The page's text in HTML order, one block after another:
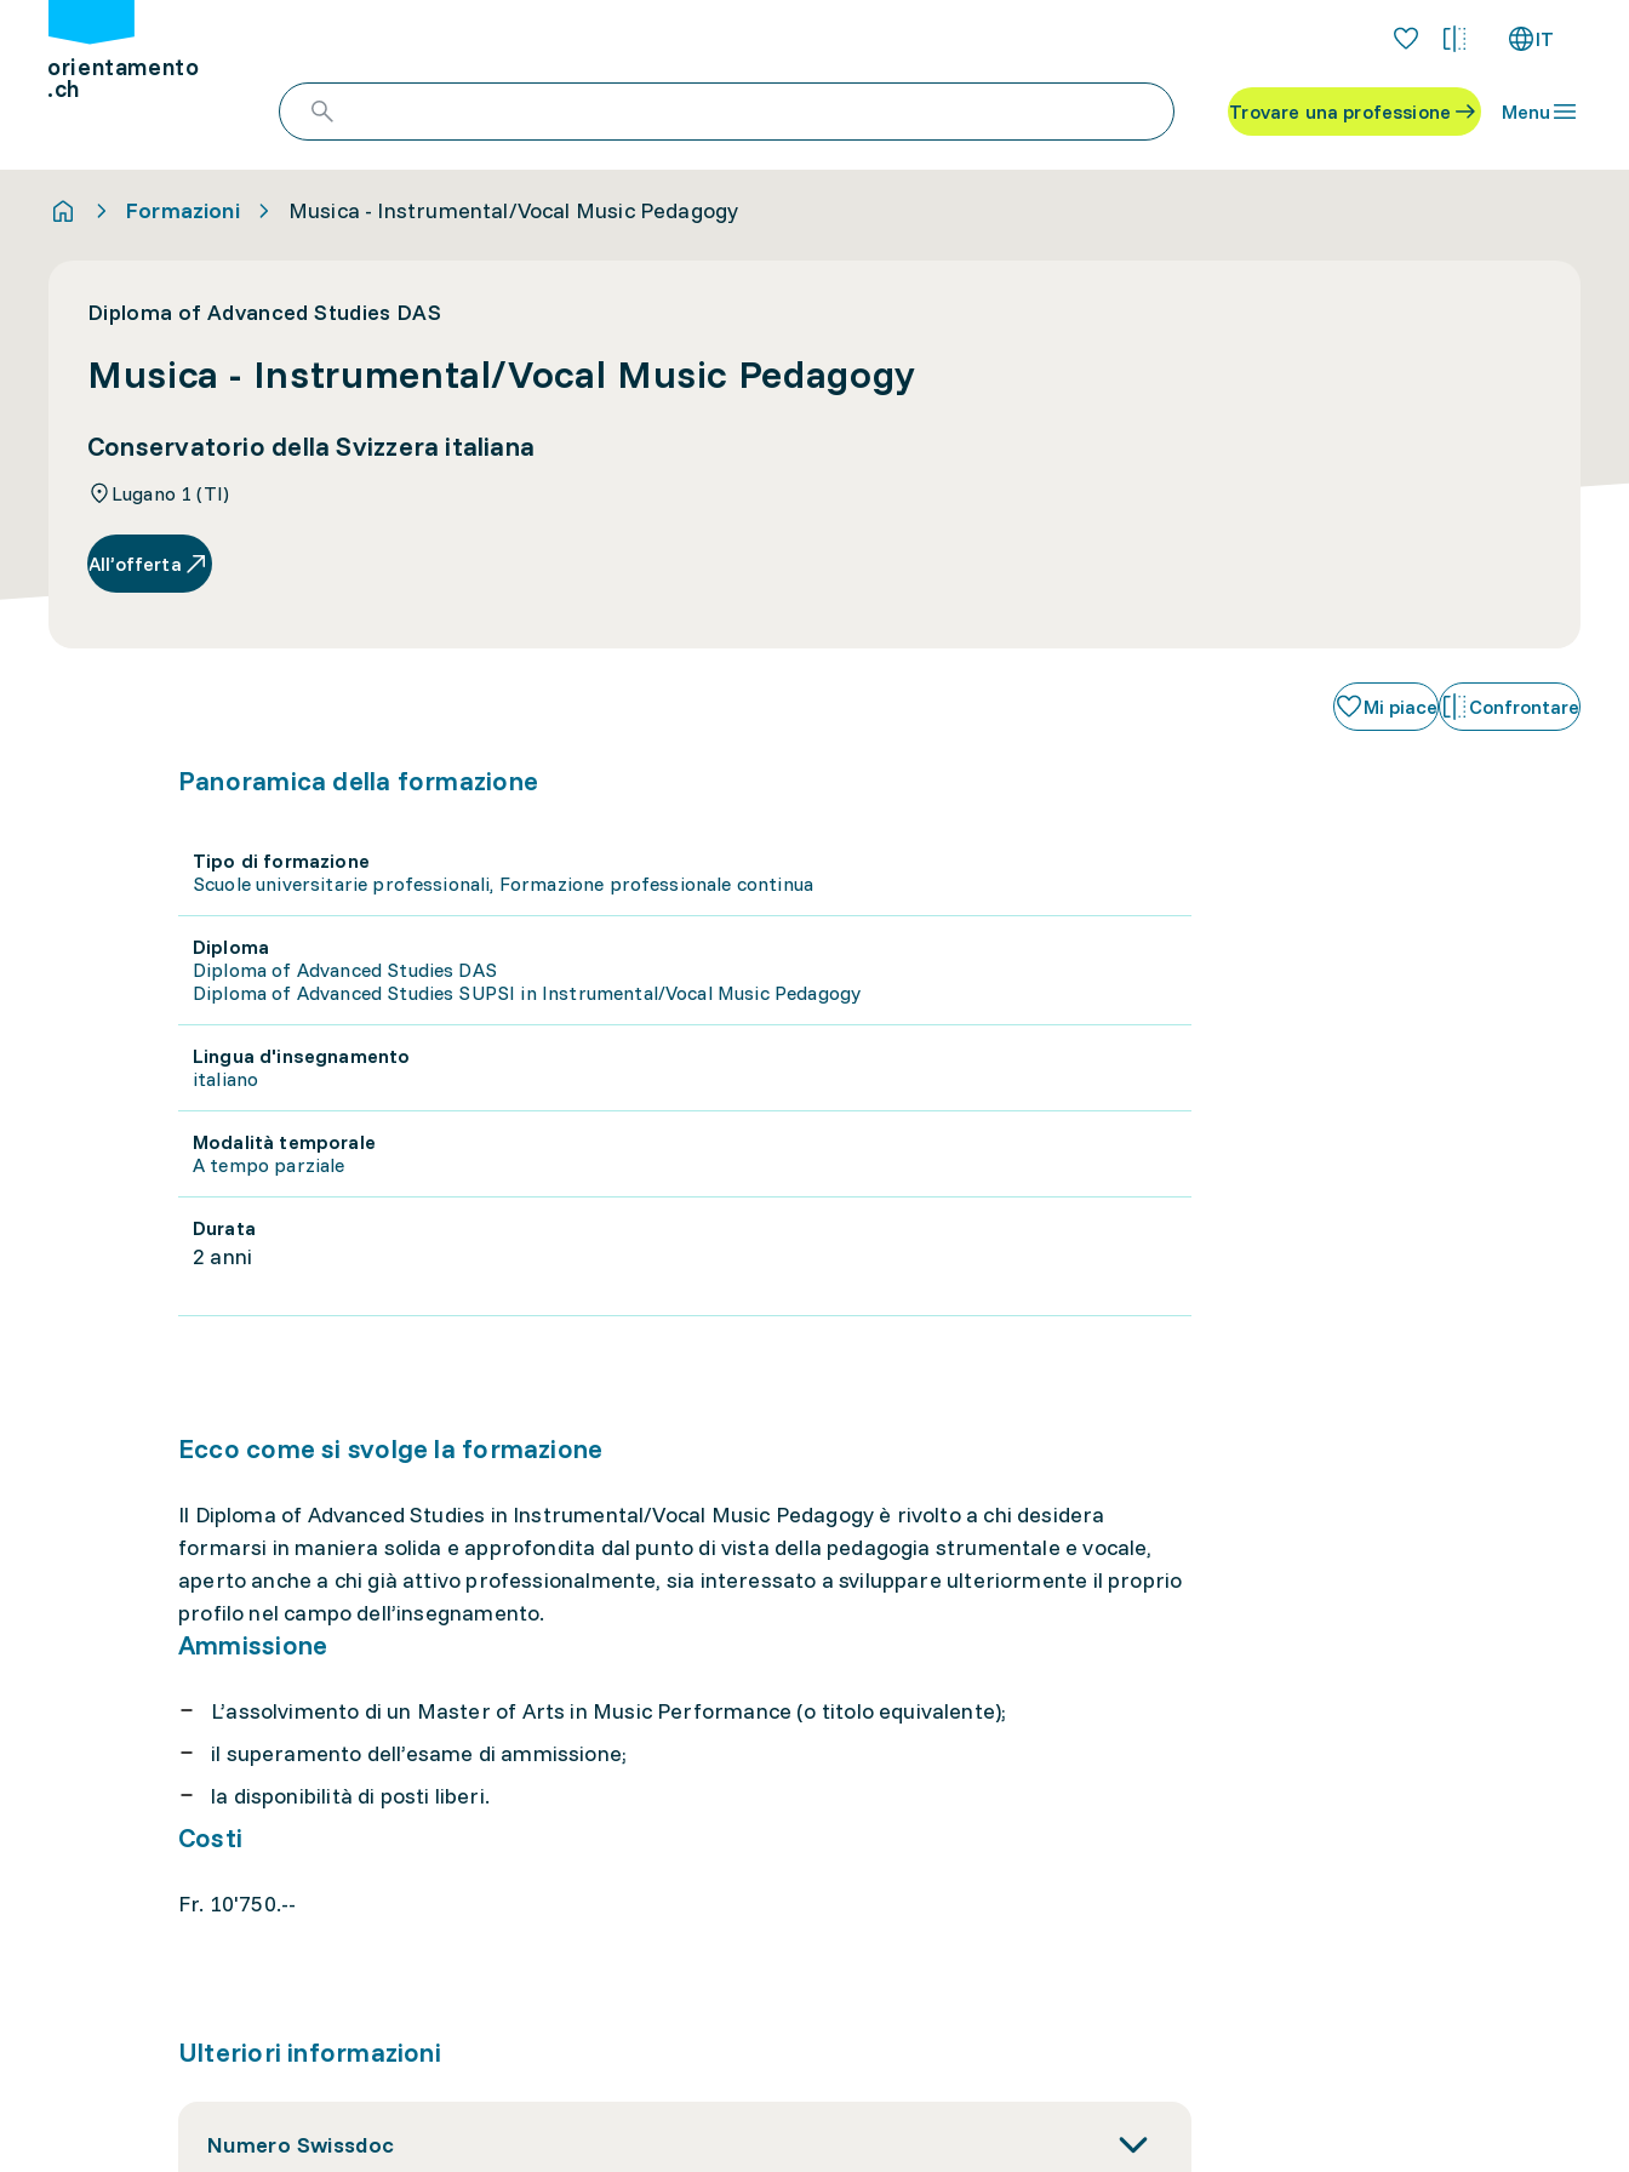
orientamento
.ch
IT
Trovare una professione Menu
Formazioni Musica - Instrumental/Vocal Music Pedagogy
Diploma of Advanced Studies DAS
Musica - Instrumental/Vocal Music Pedagogy
Conservatorio della Svizzera italiana
Lugano 1 (TI)
All’offerta
Mi piace Confrontare
Panoramica della formazione
Tipo di formazione
Scuole universitarie professionali, Formazione professionale continua
Diploma
Diploma of Advanced Studies DAS
Diploma of Advanced Studies SUPSI in Instrumental/Vocal Music Pedagogy
Lingua d'insegnamento
italiano
Modalità temporale
A tempo parziale
Durata
2 anni
Ecco come si svolge la formazione
Il Diploma of Advanced Studies in Instrumental/Vocal Music Pedagogy è rivolto a chi desidera
formarsi in maniera solida e approfondita dal punto di vista della pedagogia strumentale e vocale,
aperto anche a chi già attivo professionalmente, sia interessato a sviluppare ulteriormente il proprio
profilo nel campo dell’insegnamento.
Ammissione
L’assolvimento di un Master of Arts in Music Performance (o titolo equivalente);
il superamento dell’esame di ammissione;
la disponibilità di posti liberi.
Costi
Fr. 10'750.--
Ulteriori informazioni
Numero Swissdoc